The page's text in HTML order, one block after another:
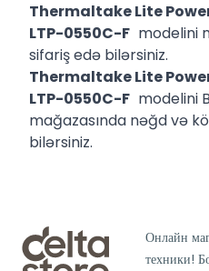
Thermaltake Lite
LTP-0550C-F modelini
sifariş edə bilərsiniz.
Thermaltake Lite
LTP-0550C-F modelini
mağazasında nəğd və
bilərsiniz.
Онлайн
техники!